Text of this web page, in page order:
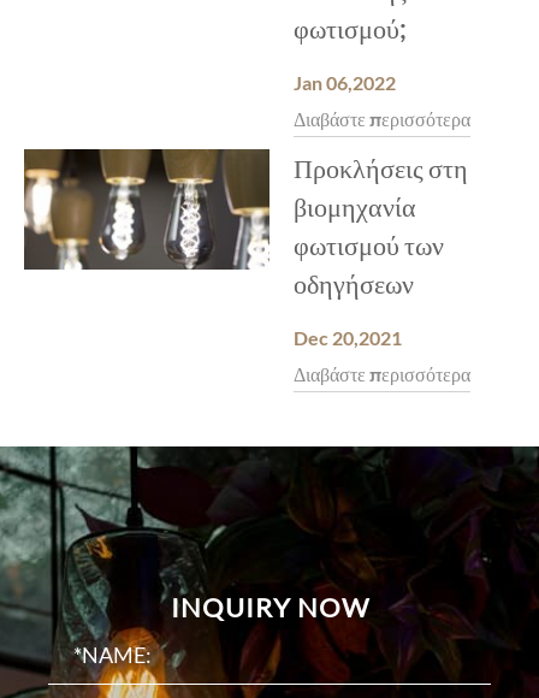
φωτισμού;
Jan 06,2022
Διαβάστε περισσότερα
Προκλήσεις στη
βιομηχανία
φωτισμού των
οδηγήσεων
Dec 20,2021
Διαβάστε περισσότερα
INQUIRY NOW